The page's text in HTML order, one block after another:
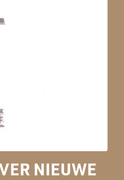
NIEUWE